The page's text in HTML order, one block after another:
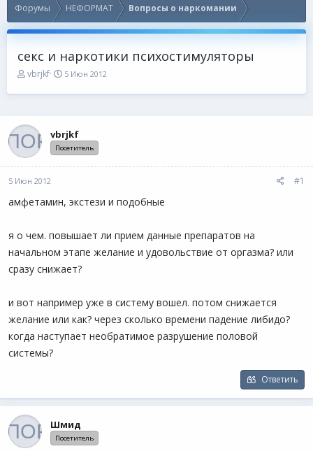
Форумы НЕФОРМАТ Вопросы о наркомании
секс и наркотики психостимуляторы
А
т
т
е
м
vbrjkf
Д
т
а
ч
а
5 Июн 2012
vbrjkf
Посетитель
5 Июн 2012 #1
амфетамин, экстези и подобные
я о чем. повышает ли прием данные препаратов на
начальном этапе желание и удовольствие от оргазма? или
сразу снижает?
и вот например уже в систему вошел. потом снижается
желание или как? через сколько времени падение либидо?
когда наступает необратимое разрушение половой
системы?
Ответить
Шмид
Посетитель